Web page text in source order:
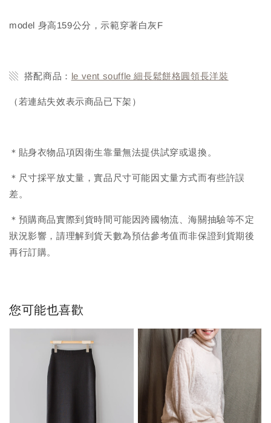
model 身高159公分，示範穿著白灰F
▧ 搭配商品： le vent souffle 細長鬆餅格圓領長洋裝
（若連結失效表示商品已下架）
＊貼身衣物品項因衛生靠量無法提供試穿或退換。
＊尺寸採平放丈量，實品尺寸可能因丈量方式而有些許誤
差。
＊預購商品實際到貨時間可能因跨國物流、海關抽驗等不定
狀況影響，請理解到貨天數為預估參考值而非保證到貨期後
再行訂購。
您可能也喜歡